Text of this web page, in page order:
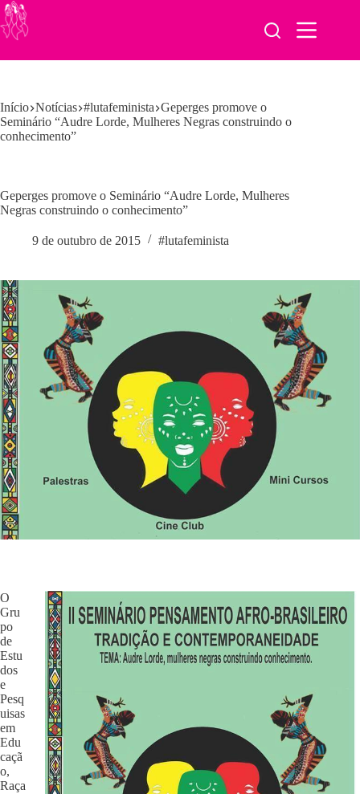
Pular
para
o
Início Notícias #lutafeminista Geperges promove o
Seminário “Audre Lorde, Mulheres Negras construindo o
conhecimento”
Geperges promove o Seminário “Audre Lorde, Mulheres
Negras construindo o conhecimento”
9 de outubro de 2015 #lutafeminista
O
Gru
po
de
Estu
dos
e
Pesq
uisas
em
Edu
caçã
o,
Raça